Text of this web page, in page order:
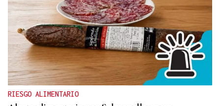
RIESGO ALIMENTARIO